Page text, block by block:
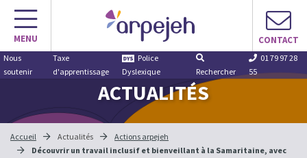
Aller
contenu
MENU CONTACT
Nous
soutenir
Taxe
d'apprentissage
Police
Dyslexique
Rechercher
01 79 97 28
55
ACTUALITÉS
Accueil Actualités
Actions arpejeh
Découvrir un travail inclusif et bienveillant à la Samaritaine, avec